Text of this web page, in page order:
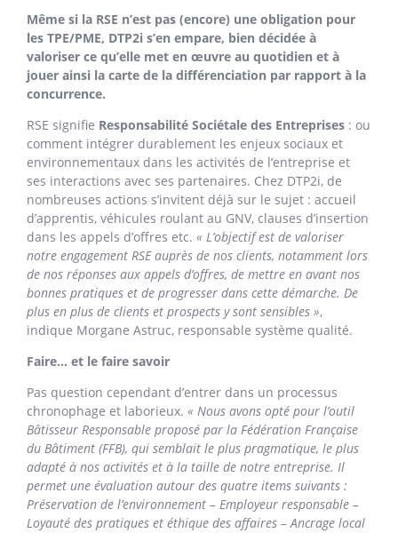
Même si la RSE n’est pas (encore) une obligation pour
les TPE/PME, DTP2i s’en empare, bien décidée à
valoriser ce qu’elle met en œuvre au quotidien et à
jouer ainsi la carte de la différenciation par rapport à la
concurrence.
RSE signifie Responsabilité Sociétale des Entreprises : ou
comment intégrer durablement les enjeux sociaux et
environnementaux dans les activités de l’entreprise et
ses interactions avec ses partenaires. Chez DTP2i, de
nombreuses actions s’invitent déjà sur le sujet : accueil
d’apprentis, véhicules roulant au GNV, clauses d’insertion
dans les appels d’offres etc. « L’objectif est de valoriser
notre engagement RSE auprès de nos clients, notamment lors
de nos réponses aux appels d’offres, de mettre en avant nos
bonnes pratiques et de progresser dans cette démarche. De
plus en plus de clients et prospects y sont sensibles »,
indique Morgane Astruc, responsable système qualité.
Faire… et le faire savoir
Pas question cependant d’entrer dans un processus
chronophage et laborieux. « Nous avons opté pour l’outil
Bâtisseur Responsable proposé par la Fédération Française
du Bâtiment (FFB), qui semblait le plus pragmatique, le plus
adapté à nos activités et à la taille de notre entreprise. Il
permet une évaluation autour des quatre items suivants :
Préservation de l’environnement – Employeur responsable –
Loyauté des pratiques et éthique des affaires – Ancrage local